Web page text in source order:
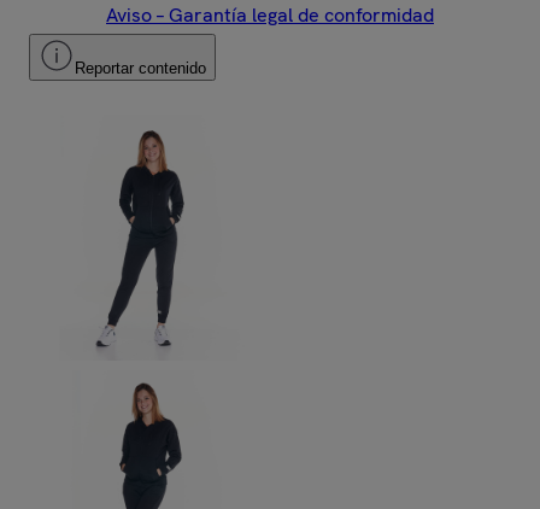
Aviso – Garantía legal de conformidad
Reportar contenido